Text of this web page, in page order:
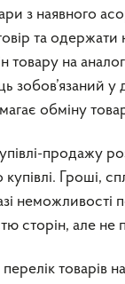
з наявного
та
товару на
зобов’язаний
обміну
продажу
купівлі. Гроші,
сторін, але не
товарів